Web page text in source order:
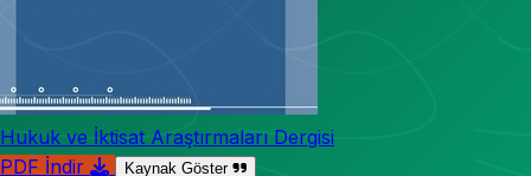
Hukuk ve İktisat Araştırmaları Dergisi
PDF İndir
Kaynak Göster